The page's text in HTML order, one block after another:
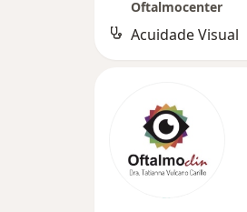
Oftalmocenter
Acuidade Visual